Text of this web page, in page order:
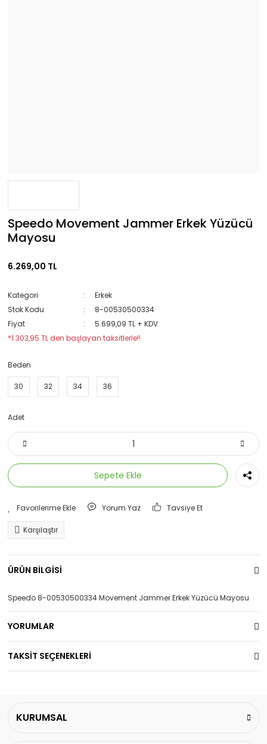
Speedo Movement Jammer Erkek Yüzücü
Mayosu
6.269,00 TL
Kategori
Erkek
Stok Kodu
8-00530500334
Fiyat
5.699,09 TL + KDV
*1.303,95 TL den başlayan taksitlerle!!
Beden
30 32 34 36
Adet
Sepete Ekle
Yorum Yaz Tavsiye Et
Karşılaştır
ÜRÜN BİLGİSİ
Speedo 8-00530500334 Movement Jammer Erkek Yüzücü Mayosu
YORUMLAR
TAKSİT SEÇENEKLERİ
KURUMSAL